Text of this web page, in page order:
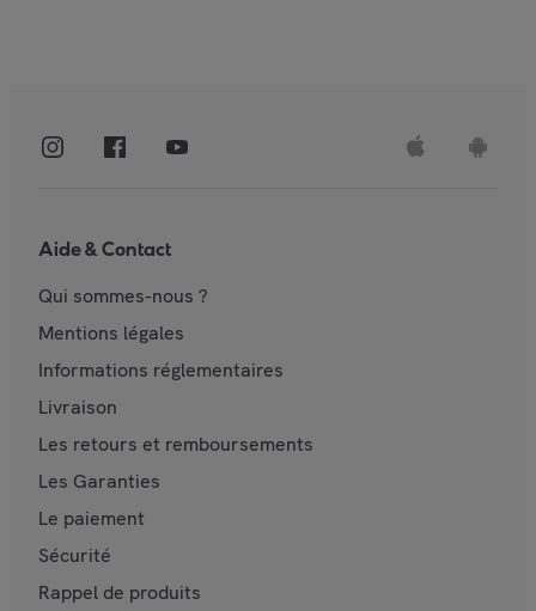
Aide & Contact
Qui sommes-nous ?
Mentions légales
Informations réglementaires
Livraison
Les retours et remboursements
Les Garanties
Le paiement
Sécurité
Rappel de produits